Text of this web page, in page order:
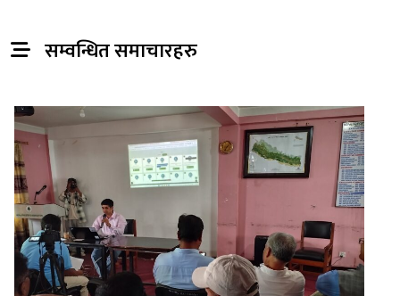
सम्वन्धित समाचारहरु